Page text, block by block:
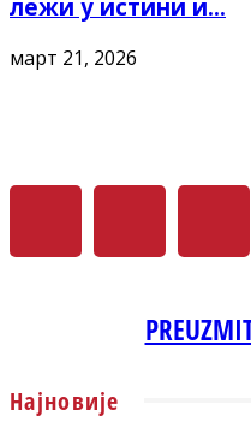
лежи у истини и...
март 21, 2026
Најновије